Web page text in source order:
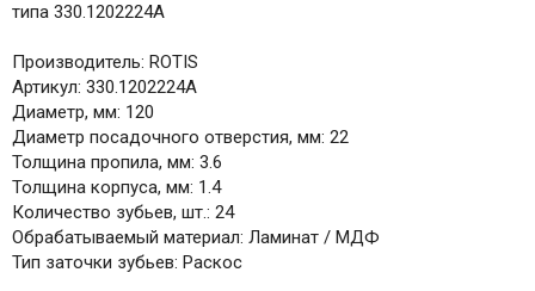
типа 330.1202224A
Производитель: ROTIS
Артикул: 330.1202224A
Диаметр, мм: 120
Диаметр посадочного отверстия, мм: 22
Толщина пропила, мм: 3.6
Толщина корпуса, мм: 1.4
Количество зубьев, шт.: 24
Обрабатываемый материал: Ламинат / МДФ
Тип заточки зубьев: Раскос